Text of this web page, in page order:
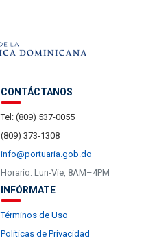
CONTÁCTANOS
Tel: (809) 537-0055
(809) 373-1308
info@portuaria.gob.do
Horario: Lun-Vie, 8AM–4PM
INFÓRMATE
Términos de Uso
Políticas de Privacidad